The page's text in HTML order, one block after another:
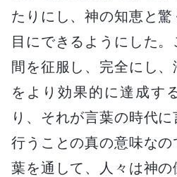
たりにし、神の知恵と
目にできるようにした
間を征服し、完全にし
をより効果的に達成す
り、それが言葉の時代
行うことの真の意味な
葉を通して、人々は神